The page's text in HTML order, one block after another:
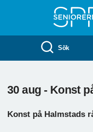
Sök
30 aug - Konst
Konst på Halmstads